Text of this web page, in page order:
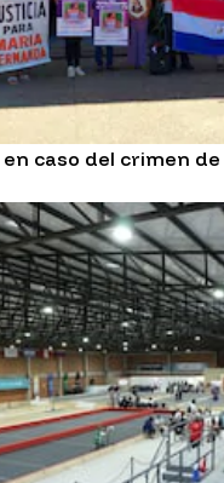
caso del crimen de